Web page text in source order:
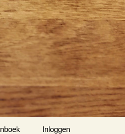
Inloggen